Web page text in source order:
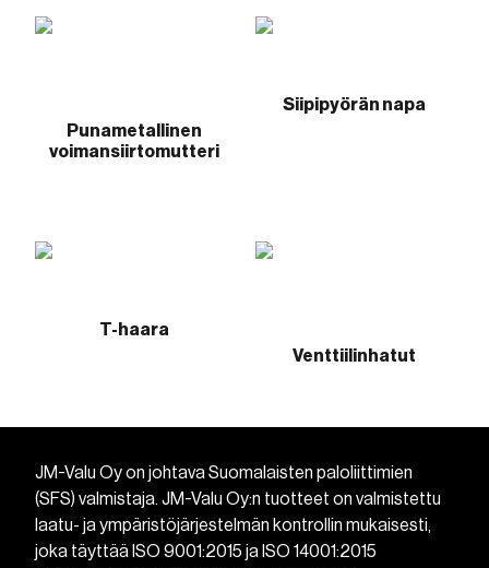
Punametallinen
voimansiirtomutteri
Siipipyörän napa
T-haara
Venttiilinhatut
JM-Valu Oy on johtava Suomalaisten paloliittimien
(SFS) valmistaja. JM-Valu Oy:n tuotteet on valmistettu
laatu- ja ympäristöjärjestelmän kontrollin mukaisesti,
joka täyttää ISO 9001:2015 ja ISO 14001:2015